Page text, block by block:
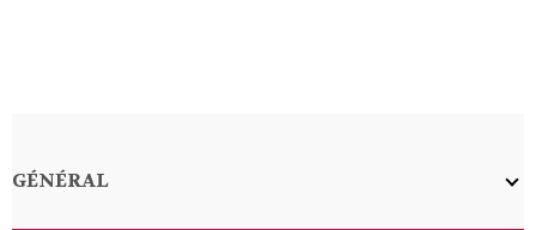
GÉNÉRAL